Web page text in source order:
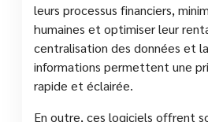
leurs processus financiers,
humaines et optimiser leur
centralisation des données et
informations permettent une
rapide et éclairée.
En outre, ces logiciels offrent